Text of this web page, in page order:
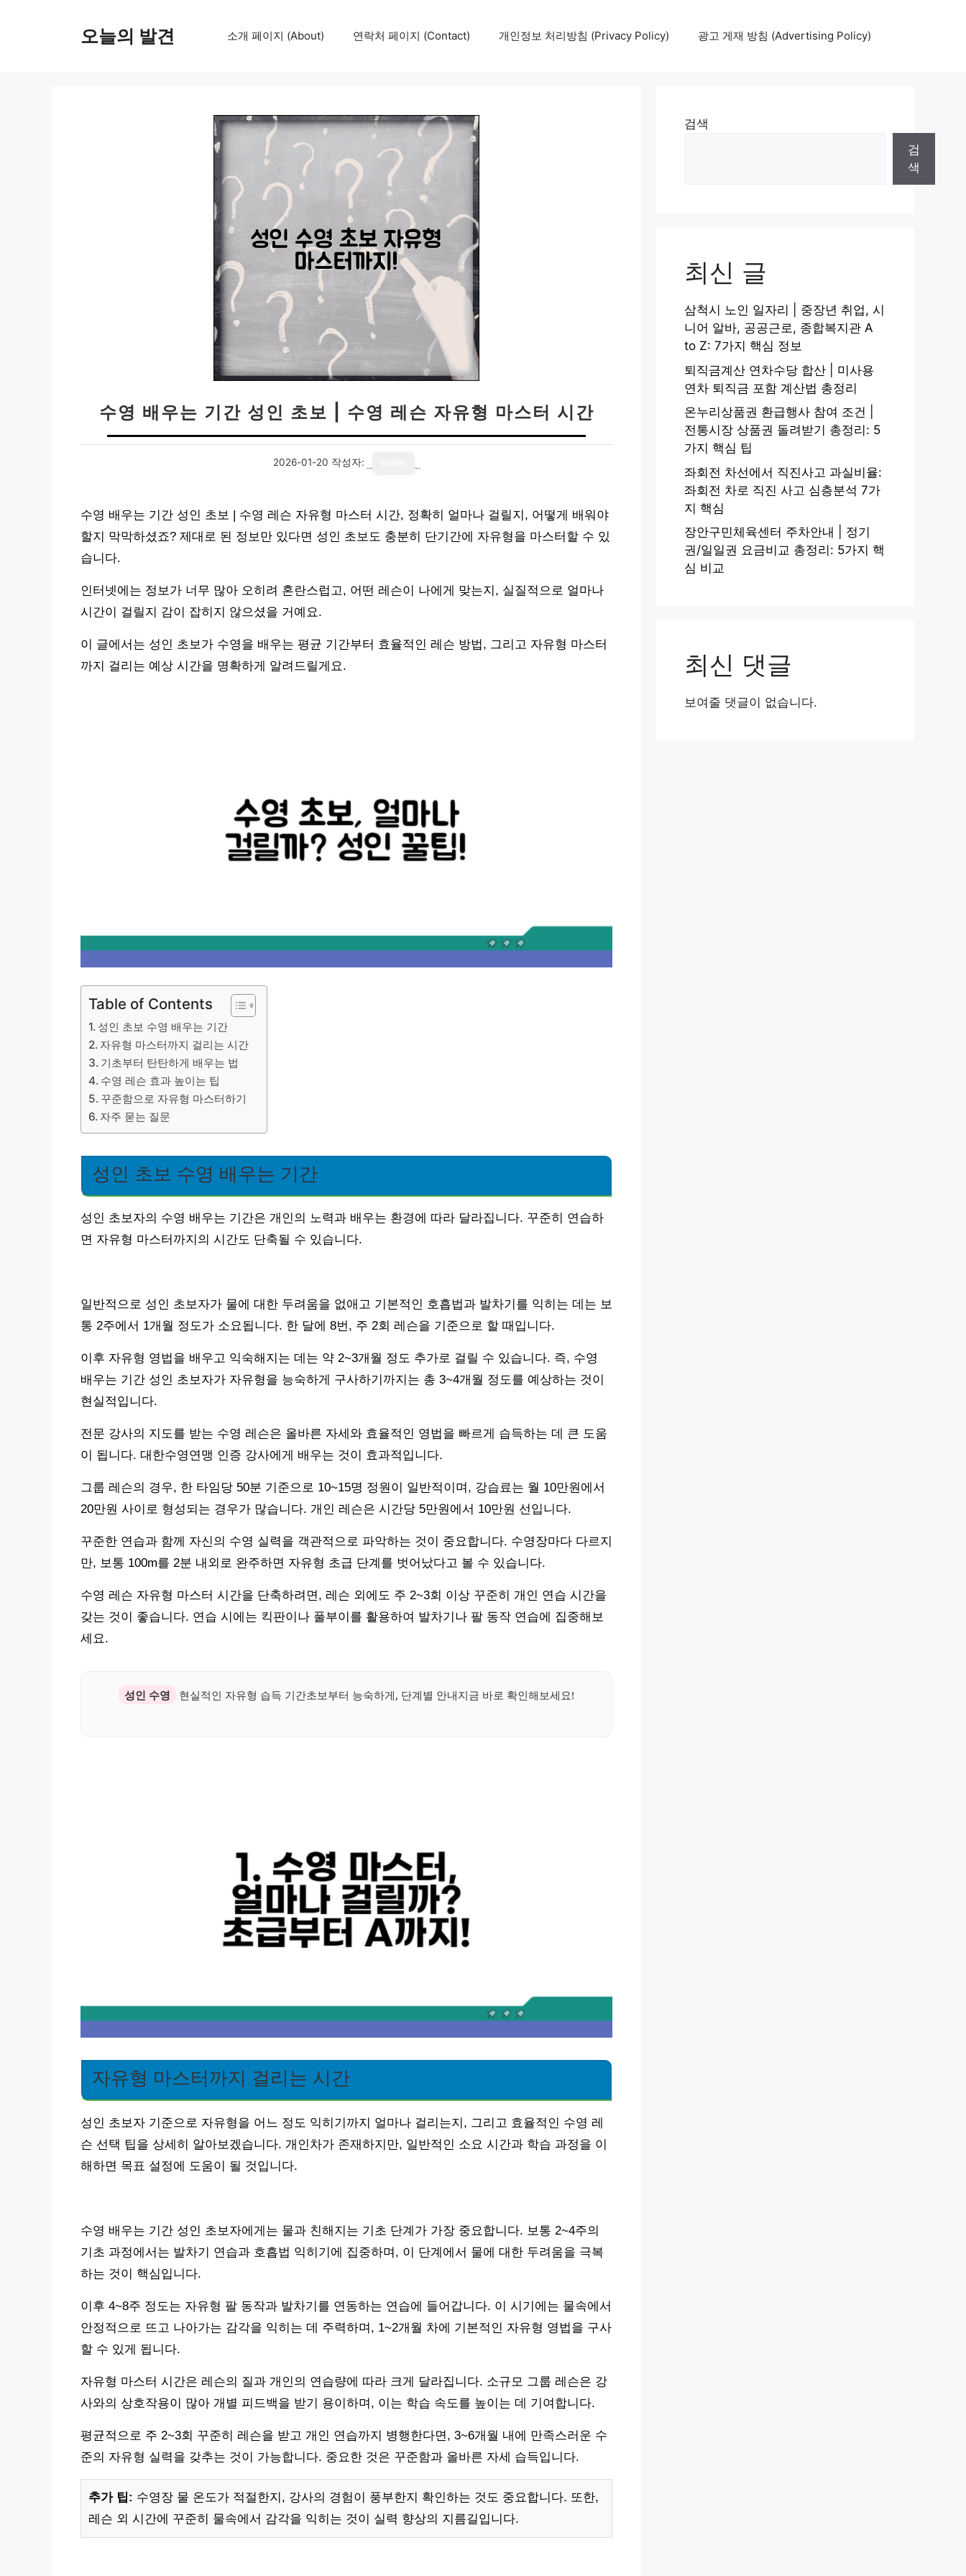
오늘의 발견 소개 페이지 (About) 연락처 페이지 (Contact) 개인정보 처리방침 (Privacy Policy) 광고 게재 방침 (Advertising Policy)
수영 배우는 기간 성인 초보 | 수영 레슨 자유형 마스터 시간
2026-01-20 작성자:
수영 배우는 기간 성인 초보 | 수영 레슨 자유형 마스터 시간, 정확히 얼마나 걸릴지, 어떻게 배워야
할지 막막하셨죠? 제대로 된 정보만 있다면 성인 초보도 충분히 단기간에 자유형을 마스터할 수 있
습니다.
인터넷에는 정보가 너무 많아 오히려 혼란스럽고, 어떤 레슨이 나에게 맞는지, 실질적으로 얼마나
시간이 걸릴지 감이 잡히지 않으셨을 거예요.
이 글에서는 성인 초보가 수영을 배우는 평균 기간부터 효율적인 레슨 방법, 그리고 자유형 마스터
까지 걸리는 예상 시간을 명확하게 알려드릴게요.
Table of Contents
성인 초보 수영 배우는 기간
자유형 마스터까지 걸리는 시간
기초부터 탄탄하게 배우는 법
수영 레슨 효과 높이는 팁
꾸준함으로 자유형 마스터하기
자주 묻는 질문
성인 초보 수영 배우는 기간
성인 초보자의 수영 배우는 기간은 개인의 노력과 배우는 환경에 따라 달라집니다. 꾸준히 연습하
면 자유형 마스터까지의 시간도 단축될 수 있습니다.
일반적으로 성인 초보자가 물에 대한 두려움을 없애고 기본적인 호흡법과 발차기를 익히는 데는 보
통 2주에서 1개월 정도가 소요됩니다. 한 달에 8번, 주 2회 레슨을 기준으로 할 때입니다.
이후 자유형 영법을 배우고 익숙해지는 데는 약 2~3개월 정도 추가로 걸릴 수 있습니다. 즉, 수영
배우는 기간 성인 초보자가 자유형을 능숙하게 구사하기까지는 총 3~4개월 정도를 예상하는 것이
현실적입니다.
전문 강사의 지도를 받는 수영 레슨은 올바른 자세와 효율적인 영법을 빠르게 습득하는 데 큰 도움
이 됩니다. 대한수영연맹 인증 강사에게 배우는 것이 효과적입니다.
그룹 레슨의 경우, 한 타임당 50분 기준으로 10~15명 정원이 일반적이며, 강습료는 월 10만원에서
20만원 사이로 형성되는 경우가 많습니다. 개인 레슨은 시간당 5만원에서 10만원 선입니다.
꾸준한 연습과 함께 자신의 수영 실력을 객관적으로 파악하는 것이 중요합니다. 수영장마다 다르지
만, 보통 100m를 2분 내외로 완주하면 자유형 초급 단계를 벗어났다고 볼 수 있습니다.
수영 레슨 자유형 마스터 시간을 단축하려면, 레슨 외에도 주 2~3회 이상 꾸준히 개인 연습 시간을
갖는 것이 좋습니다. 연습 시에는 킥판이나 풀부이를 활용하여 발차기나 팔 동작 연습에 집중해보
세요.
성인 수영 현실적인 자유형 습득 기간초보부터 능숙하게, 단계별 안내지금 바로 확인해보세요!
자유형 마스터까지 걸리는 시간
성인 초보자 기준으로 자유형을 어느 정도 익히기까지 얼마나 걸리는지, 그리고 효율적인 수영 레
슨 선택 팁을 상세히 알아보겠습니다. 개인차가 존재하지만, 일반적인 소요 시간과 학습 과정을 이
해하면 목표 설정에 도움이 될 것입니다.
수영 배우는 기간 성인 초보자에게는 물과 친해지는 기초 단계가 가장 중요합니다. 보통 2~4주의
기초 과정에서는 발차기 연습과 호흡법 익히기에 집중하며, 이 단계에서 물에 대한 두려움을 극복
하는 것이 핵심입니다.
이후 4~8주 정도는 자유형 팔 동작과 발차기를 연동하는 연습에 들어갑니다. 이 시기에는 물속에서
안정적으로 뜨고 나아가는 감각을 익히는 데 주력하며, 1~2개월 차에 기본적인 자유형 영법을 구사
할 수 있게 됩니다.
자유형 마스터 시간은 레슨의 질과 개인의 연습량에 따라 크게 달라집니다. 소규모 그룹 레슨은 강
사와의 상호작용이 많아 개별 피드백을 받기 용이하며, 이는 학습 속도를 높이는 데 기여합니다.
평균적으로 주 2~3회 꾸준히 레슨을 받고 개인 연습까지 병행한다면, 3~6개월 내에 만족스러운 수
준의 자유형 실력을 갖추는 것이 가능합니다. 중요한 것은 꾸준함과 올바른 자세 습득입니다.
추가 팁: 수영장 물 온도가 적절한지, 강사의 경험이 풍부한지 확인하는 것도 중요합니다. 또한,
레슨 외 시간에 꾸준히 물속에서 감각을 익히는 것이 실력 향상의 지름길입니다.
검색
검
색
최신 글
삼척시 노인 일자리 | 중장년 취업, 시
니어 알바, 공공근로, 종합복지관 A
to Z: 7가지 핵심 정보
퇴직금계산 연차수당 합산 | 미사용
연차 퇴직금 포함 계산법 총정리
온누리상품권 환급행사 참여 조건 |
전통시장 상품권 돌려받기 총정리: 5
가지 핵심 팁
좌회전 차선에서 직진사고 과실비율:
좌회전 차로 직진 사고 심층분석 7가
지 핵심
장안구민체육센터 주차안내 | 정기
권/일일권 요금비교 총정리: 5가지 핵
심 비교
최신 댓글
보여줄 댓글이 없습니다.